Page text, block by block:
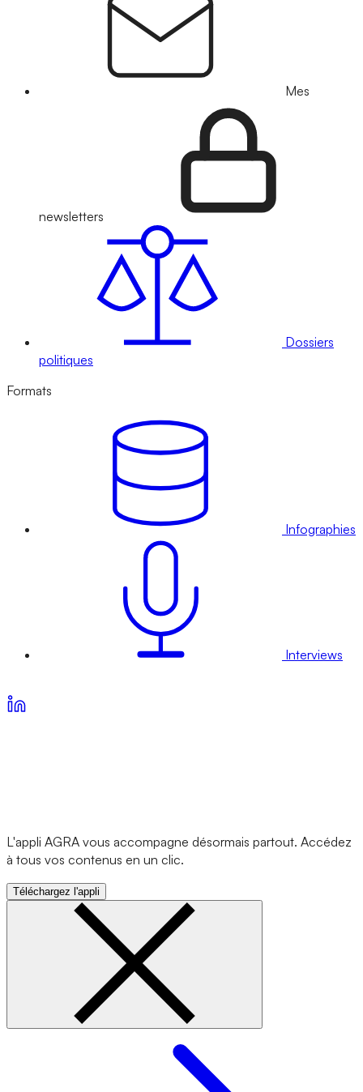
Mes
newsletters
Dossiers
politiques
Formats
Infographies
Interviews
L'appli AGRA vous accompagne désormais partout. Accédez
à tous vos contenus en un clic.
Téléchargez l'appli